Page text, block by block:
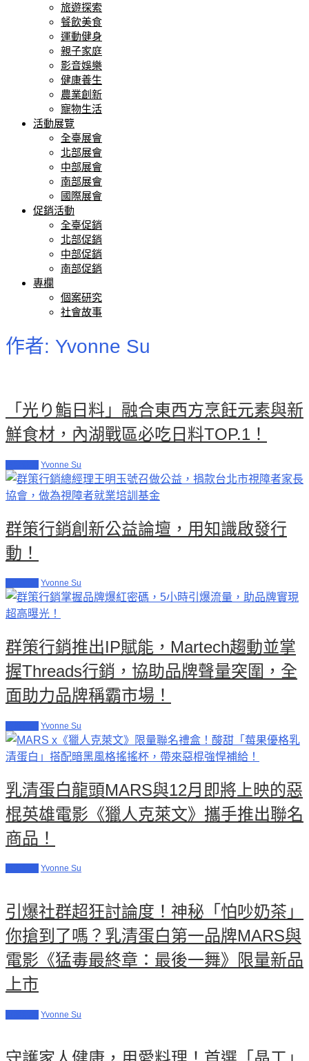
旅遊探索
餐飲美食
運動健身
親子家庭
影音娛樂
健康養生
農業創新
寵物生活
活動展覽
全臺展會
北部展會
中部展會
南部展會
國際展會
促銷活動
全臺促銷
北部促銷
中部促銷
南部促銷
專欄
個案研究
社會故事
作者: Yvonne Su
「光り鮨日料」融合東西方烹飪元素與新
鮮食材，內湖戰區必吃日料TOP.1！
Yvonne Su
群策行銷創新公益論壇，用知識啟發行
動！
Yvonne Su
群策行銷推出IP賦能，Martech趨動並掌
握Threads行銷，協助品牌聲量突圍，全
面助力品牌稱霸市場！
Yvonne Su
乳清蛋白龍頭MARS與12月即將上映的惡
棍英雄電影《獵人克萊文》攜手推出聯名
商品！
Yvonne Su
引爆社群超狂討論度！神秘「怕吵奶茶」
你搶到了嗎？乳清蛋白第一品牌MARS與
電影《猛毒最終章：最後一舞》限量新品
上市
Yvonne Su